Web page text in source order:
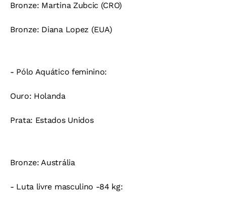
Bronze: Martina Zubcic (CRO)
Bronze: Diana Lopez (EUA)
- Pólo Aquático feminino:
Ouro: Holanda
Prata: Estados Unidos
Bronze: Austrália
- Luta livre masculino -84 kg: